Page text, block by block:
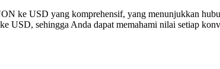
ke USD yang komprehensif, yang menunjukkan
sehingga Anda dapat memahami nilai setiap